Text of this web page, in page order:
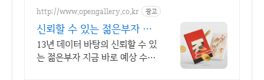
http://www.opengallery.co.kr 광고
신뢰할 수 있는 젊은부자 국
내 1위 아트 플랫폼
13년 데이터 바탕의 신뢰할 수 있
는 젊은부자 지금 바로 예상 수익